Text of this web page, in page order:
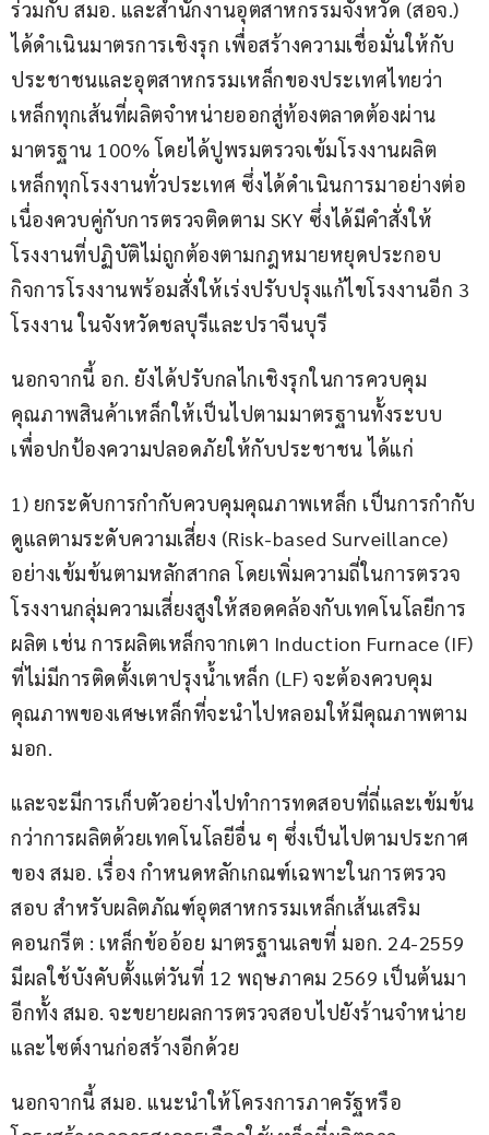
ร่วมกับ สมอ. และสำนักงานอุตสาหกรรมจังหวัด (สอจ.)
ได้ดำเนินมาตรการเชิงรุก เพื่อสร้างความเชื่อมั่นให้กับ
ประชาชนและอุตสาหกรรมเหล็กของประเทศไทยว่า
เหล็กทุกเส้นที่ผลิตจำหน่ายออกสู่ท้องตลาดต้องผ่าน
มาตรฐาน 100% โดยได้ปูพรมตรวจเข้มโรงงานผลิต
เหล็กทุกโรงงานทั่วประเทศ ซึ่งได้ดำเนินการมาอย่างต่อ
เนื่องควบคู่กับการตรวจติดตาม SKY ซึ่งได้มีคำสั่งให้
โรงงานที่ปฏิบัติไม่ถูกต้องตามกฎหมายหยุดประกอบ
กิจการโรงงานพร้อมสั่งให้เร่งปรับปรุงแก้ไขโรงงานอีก 3
โรงงาน ในจังหวัดชลบุรีและปราจีนบุรี
นอกจากนี้ อก. ยังได้ปรับกลไกเชิงรุกในการควบคุม
คุณภาพสินค้าเหล็กให้เป็นไปตามมาตรฐานทั้งระบบ
เพื่อปกป้องความปลอดภัยให้กับประชาชน ได้แก่
1) ยกระดับการกำกับควบคุมคุณภาพเหล็ก เป็นการกำกับ
ดูแลตามระดับความเสี่ยง (Risk-based Surveillance)
อย่างเข้มข้นตามหลักสากล โดยเพิ่มความถี่ในการตรวจ
โรงงานกลุ่มความเสี่ยงสูงให้สอดคล้องกับเทคโนโลยีการ
ผลิต เช่น การผลิตเหล็กจากเตา Induction Furnace (IF)
ที่ไม่มีการติดตั้งเตาปรุงน้ำเหล็ก (LF) จะต้องควบคุม
คุณภาพของเศษเหล็กที่จะนำไปหลอมให้มีคุณภาพตาม
มอก.
และจะมีการเก็บตัวอย่างไปทำการทดสอบที่ถี่และเข้มข้น
กว่าการผลิตด้วยเทคโนโลยีอื่น ๆ ซึ่งเป็นไปตามประกาศ
ของ สมอ. เรื่อง กำหนดหลักเกณฑ์เฉพาะในการตรวจ
สอบ สำหรับผลิตภัณฑ์อุตสาหกรรมเหล็กเส้นเสริม
คอนกรีต : เหล็กข้ออ้อย มาตรฐานเลขที่ มอก. 24-2559
มีผลใช้บังคับตั้งแต่วันที่ 12 พฤษภาคม 2569 เป็นต้นมา
อีกทั้ง สมอ. จะขยายผลการตรวจสอบไปยังร้านจำหน่าย
และไซต์งานก่อสร้างอีกด้วย
นอกจากนี้ สมอ. แนะนำให้โครงการภาครัฐหรือ